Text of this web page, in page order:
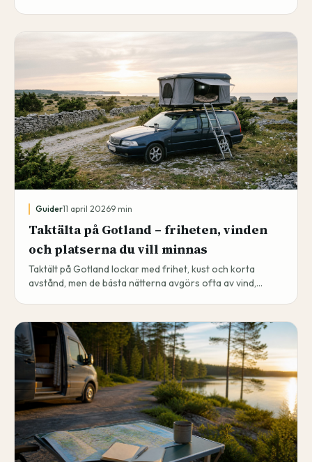
Guider11 april 20269 min
Taktälta på Gotland – friheten, vinden
och platserna du vill minnas
Taktält på Gotland lockar med frihet, kust och korta
avstånd, men de bästa nätterna avgörs ofta av vind,